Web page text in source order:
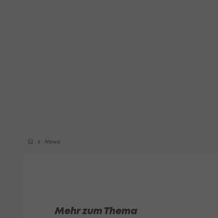
News
Mehr zum Thema